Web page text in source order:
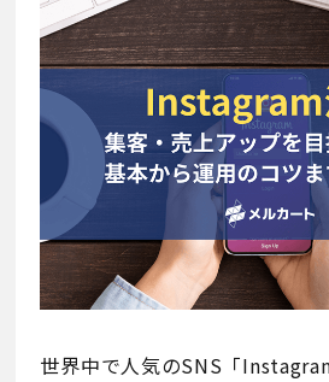
世界中で人気のSNS「